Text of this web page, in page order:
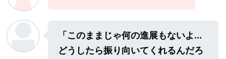
「このままじゃ何の進展もないよ...
どうしたら振り向いてくれるんだろ